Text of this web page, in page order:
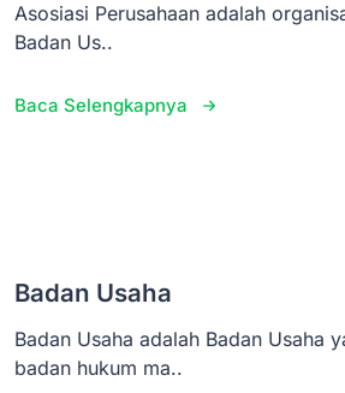
Asosiasi Perusahaan adalah
Badan Us..
Baca Selengkapnya
Badan Usaha
Badan Usaha adalah Badan Usaha
badan hukum ma..